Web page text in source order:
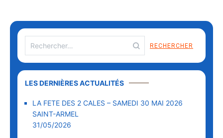
LES DERNIÈRES ACTUALITÉS
LA FETE DES 2 CALES – SAMEDI 30 MAI 2026
SAINT-ARMEL
31/05/2026